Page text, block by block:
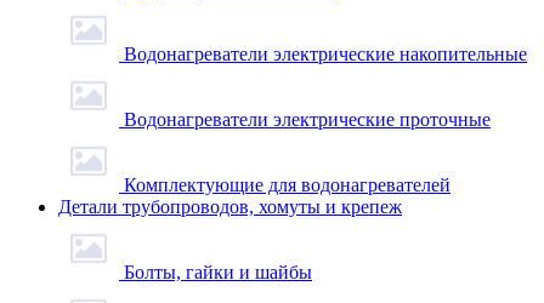
Водонагреватели электрические накопительные
Водонагреватели электрические проточные
Комплектующие для водонагревателей
Детали трубопроводов, хомуты и крепеж
Болты, гайки и шайбы